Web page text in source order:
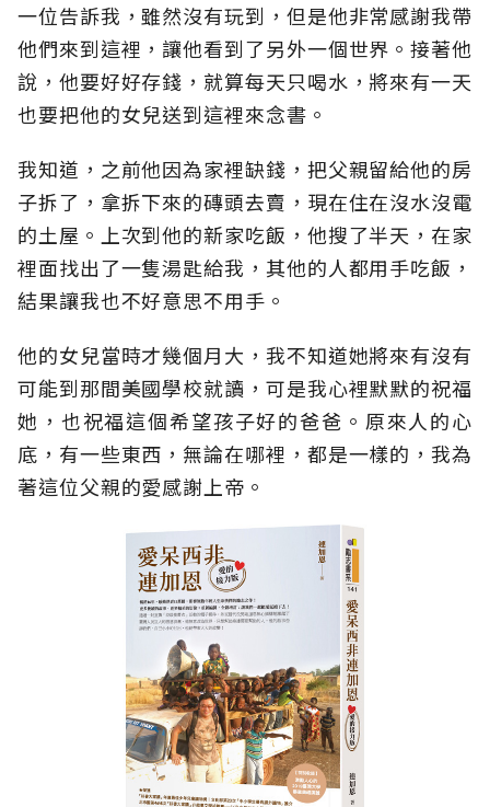
一位告訴我，雖然沒有玩到，但是他非常感謝我帶
他們來到這裡，讓他看到了另外一個世界。接著他
說，他要好好存錢，就算每天只喝水，將來有一天
也要把他的女兒送到這裡來念書。
我知道，之前他因為家裡缺錢，把父親留給他的房
子拆了，拿拆下來的磚頭去賣，現在住在沒水沒電
的土屋。上次到他的新家吃飯，他搜了半天，在家
裡面找出了一隻湯匙給我，其他的人都用手吃飯，
結果讓我也不好意思不用手。
他的女兒當時才幾個月大，我不知道她將來有沒有
可能到那間美國學校就讀，可是我心裡默默的祝福
她，也祝福這個希望孩子好的爸爸。原來人的心
底，有一些東西，無論在哪裡，都是一樣的，我為
著這位父親的愛感謝上帝。